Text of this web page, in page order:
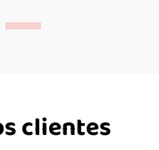
clientes